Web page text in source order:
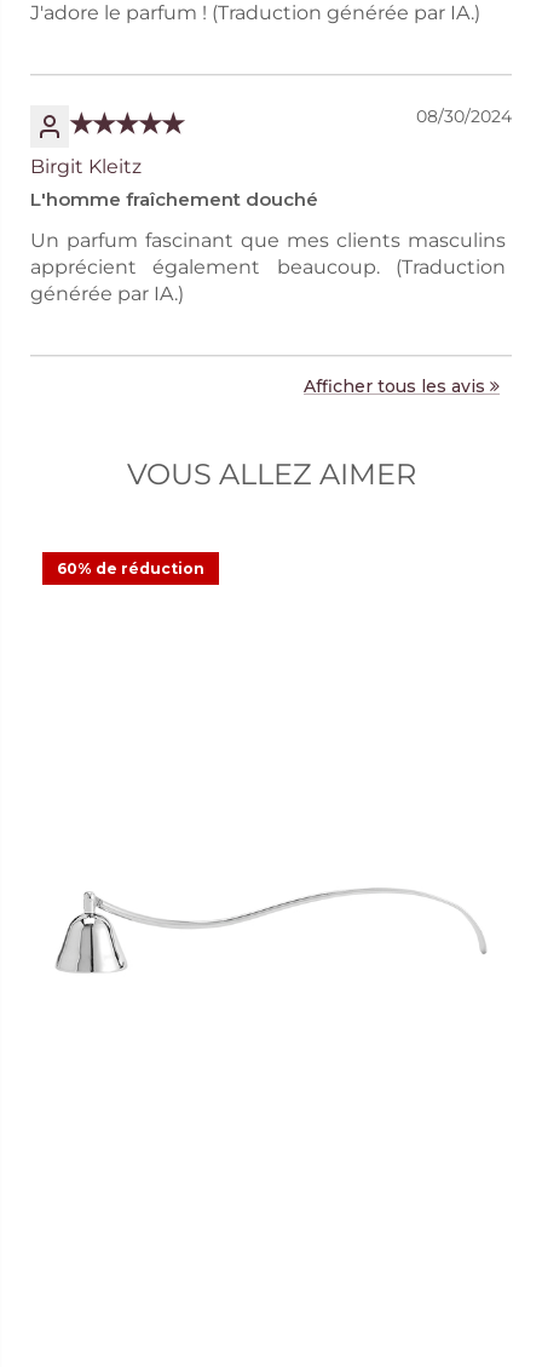
J'adore le parfum ! (Traduction générée par IA.)
08/30/2024
Birgit Kleitz
L'homme fraîchement douché
Un parfum fascinant que mes clients masculins
apprécient également beaucoup. (Traduction
générée par IA.)
Afficher tous les avis
VOUS ALLEZ AIMER
60% de réduction